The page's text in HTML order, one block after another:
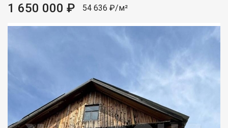
1 650 000 ₽ 54 636 ₽/м²